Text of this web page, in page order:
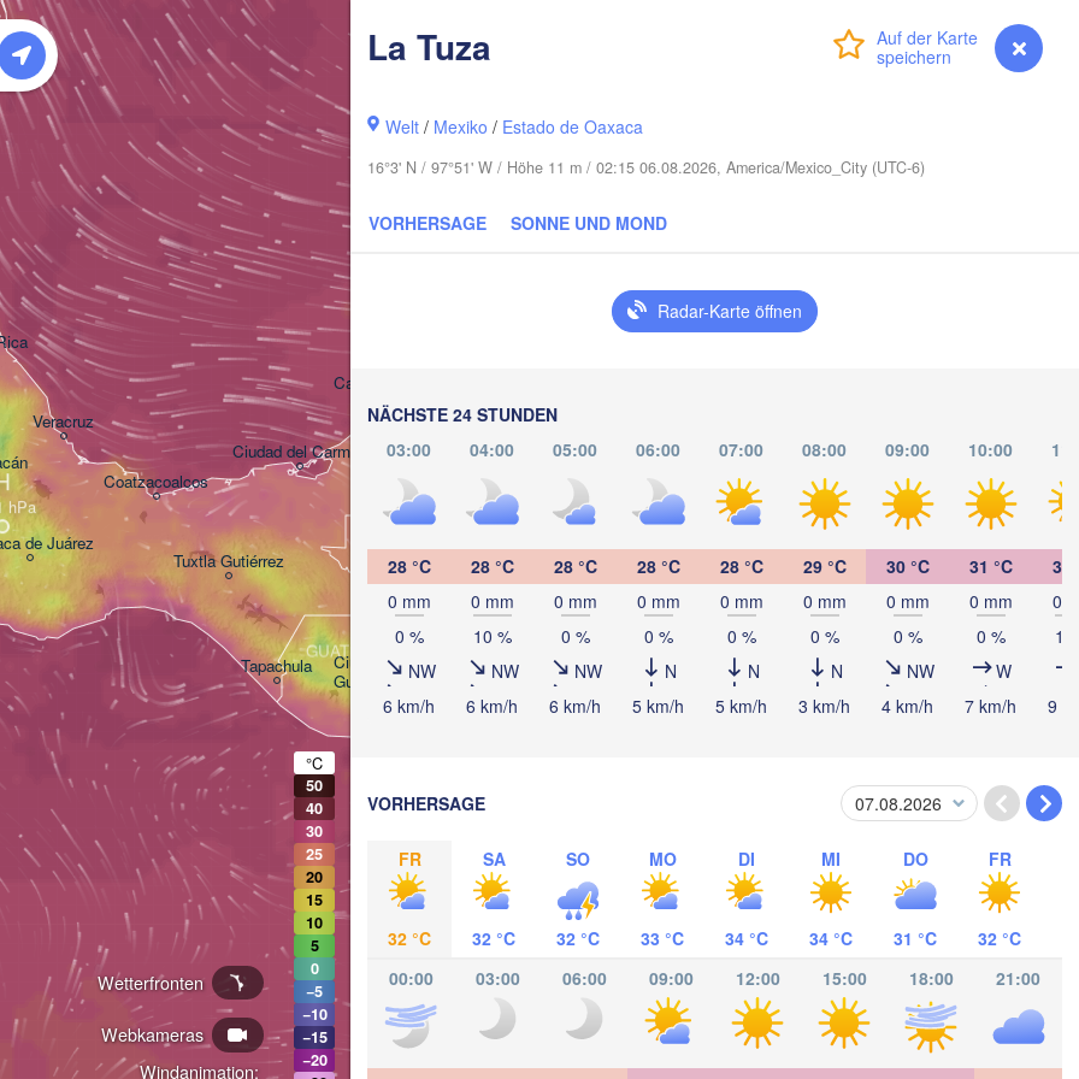
myVentusky Vorhersage
La Tuza
Welt / Mexiko / Estado de Oaxaca
16°3' N / 97°51' W / Höhe 11 m / 02:15 06.08.2026, America/Mexico_City (UTC-6)
VORHERSAGE SONNE UND MOND
Radar-Karte öffnen
NÄCHSTE 24 STUNDEN
03:00
04:00 05:00 06:00 07:00 08:00 09:00 10:00
28 °C
0 mm
0 %
NW
6 km/h
28 °C
0 mm
10 %
NW
6 km/h
28 °C
0 mm
0 %
NW
6 km/h
28 °C
0 mm
0 %
N
5 km/h
28 °C
0 mm
0 %
N
5 km/h
29 °C
0 mm
0 %
N
3 km/h
30 °C
0 mm
0 %
NW
4 km/h
31 °C
0 mm
0 %
W
7 km/h
32
0
10
9
VORHERSAGE
FR
32 °C
SA
32 °C
SO
32 °C
MO
33 °C
DI
34 °C
MI
34 °C
DO
31 °C
FR
32 °C
00:00
03:00 06:00 09:00 12:00 15:00 18:00 21:00
Windanimation:
Webkameras
Wetterfronten
Ciudad de
Guatemala
Tuxtla Gutiérrez
Tapachula
Campeche
Coatzacoalcos
de Juárez
Ciudad del Carmen
Veracruz
GUATEMALA
Miami
Tegucigalpa
San Pedro Sula
Catacamas
Chetumal
HONDURAS
BELIZE
PANAMA
H
°C
50
40
30
25
20
15
10
5
0
−5
−10
−15
−20